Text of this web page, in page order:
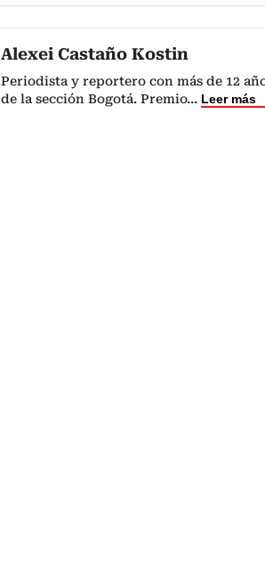
Alexei Castaño Kostin
Periodista y reportero con más de 12
de la sección Bogotá. Premio... Leer más